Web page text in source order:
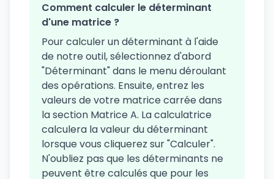
Comment calculer le déterminant
d'une matrice ?
Pour calculer un déterminant à l'aide
de notre outil, sélectionnez d'abord
"Déterminant" dans le menu déroulant
des opérations. Ensuite, entrez les
valeurs de votre matrice carrée dans
la section Matrice A. La calculatrice
calculera la valeur du déterminant
lorsque vous cliquerez sur "Calculer".
N'oubliez pas que les déterminants ne
peuvent être calculés que pour les